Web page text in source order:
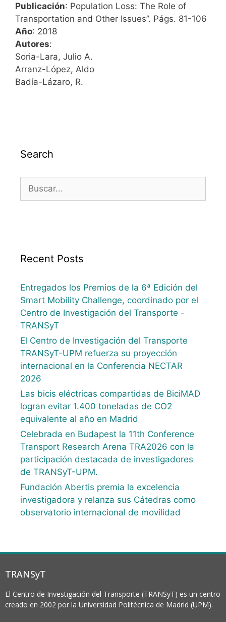
Publicación: Population Loss: The Role of
Transportation and Other Issues”. Págs. 81-106
Año: 2018
Autores:
Soria-Lara, Julio A.
Arranz-López, Aldo
Badía-Lázaro, R.
Search
Recent Posts
Entregados los Premios de la 6ª Edición del
Smart Mobility Challenge, coordinado por el
Centro de Investigación del Transporte -
TRANSyT
El Centro de Investigación del Transporte
TRANSyT-UPM refuerza su proyección
internacional en la Conferencia NECTAR
2026
Las bicis eléctricas compartidas de BiciMAD
logran evitar 1.400 toneladas de CO2
equivalente al año en Madrid
Celebrada en Budapest la 11th Conference
Transport Research Arena TRA2026 con la
participación destacada de investigadores
de TRANSyT-UPM.
Fundación Abertis premia la excelencia
investigadora y relanza sus Cátedras como
observatorio internacional de movilidad
TRANSyT
El Centro de Investigación del Transporte (TRANSyT) es un centro
creado en 2002 por la Universidad Politécnica de Madrid (UPM).